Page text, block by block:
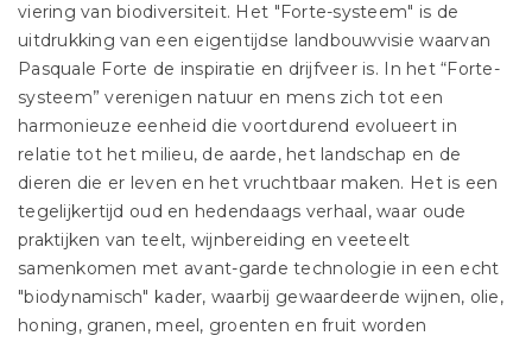
viering van biodiversiteit. Het "Forte-systeem" is de
uitdrukking van een eigentijdse landbouwvisie waarvan
Pasquale Forte de inspiratie en drijfveer is. In het “Forte-
systeem” verenigen natuur en mens zich tot een
harmonieuze eenheid die voortdurend evolueert in
relatie tot het milieu, de aarde, het landschap en de
dieren die er leven en het vruchtbaar maken. Het is een
tegelijkertijd oud en hedendaags verhaal, waar oude
praktijken van teelt, wijnbereiding en veeteelt
samenkomen met avant-garde technologie in een echt
"biodynamisch" kader, waarbij gewaardeerde wijnen, olie,
honing, granen, meel, groenten en fruit worden